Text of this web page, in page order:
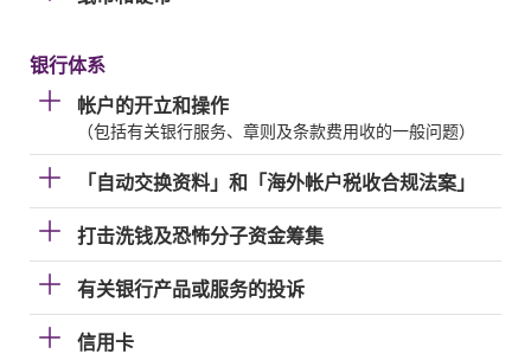
银行体系
帐户的开立和操作
（包括有关银行服务、章则及条款费用收的一般问题）
「自动交换资料」和「海外帐户税收合规法案」
打击洗钱及恐怖分子资金筹集
有关银行产品或服务的投诉
信用卡